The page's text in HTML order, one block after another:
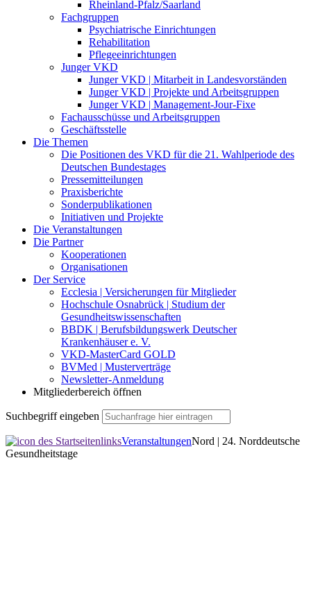
Rheinland-Pfalz/Saarland
Fachgruppen
Psychiatrische Einrichtungen
Rehabilitation
Pflegeeinrichtungen
Junger VKD
Junger VKD | Mitarbeit in Landesvorständen
Junger VKD | Projekte und Arbeitsgruppen
Junger VKD | Management-Jour-Fixe
Fachausschüsse und Arbeitsgruppen
Geschäftsstelle
Die Themen
Die Positionen des VKD für die 21. Wahlperiode des
Deutschen Bundestages
Pressemitteilungen
Praxisberichte
Sonderpublikationen
Initiativen und Projekte
Die Veranstaltungen
Die Partner
Kooperationen
Organisationen
Der Service
Ecclesia | Versicherungen für Mitglieder
Hochschule Osnabrück | Studium der
Gesundheitswissenschaften
BBDK | Berufsbildungswerk Deutscher
Krankenhäuser e. V.
VKD-MasterCard GOLD
BVMed | Musterverträge
Newsletter-Anmeldung
Mitgliederbereich öffnen
Suchbegriff eingeben
VeranstaltungenNord | 24. Norddeutsche
Gesundheitstage